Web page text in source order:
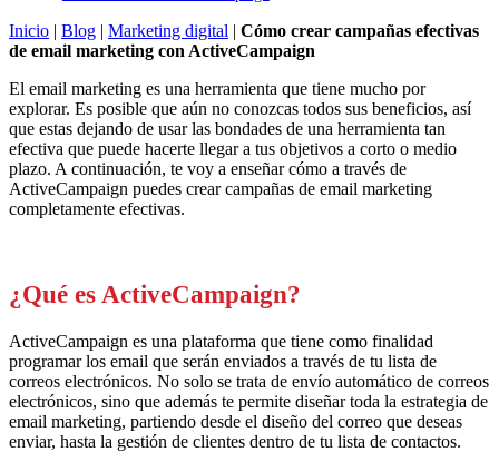
Inicio | Blog | Marketing digital | Cómo crear campañas efectivas
de email marketing con ActiveCampaign
El email marketing es una herramienta que tiene mucho por
explorar. Es posible que aún no conozcas todos sus beneficios, así
que estas dejando de usar las bondades de una herramienta tan
efectiva que puede hacerte llegar a tus objetivos a corto o medio
plazo. A continuación, te voy a enseñar cómo a través de
ActiveCampaign puedes crear campañas de email marketing
completamente efectivas.
¿Qué es ActiveCampaign?
ActiveCampaign es una plataforma que tiene como finalidad
programarlos email que serán enviados a través de tu lista de
correos electrónicos. No solo se trata de envío automático de correos
electrónicos, sino que además te permite diseñar toda la estrategia de
email marketing, partiendo desde el diseño del correo que deseas
enviar, hasta la gestión de clientes dentro de tu lista de contactos.